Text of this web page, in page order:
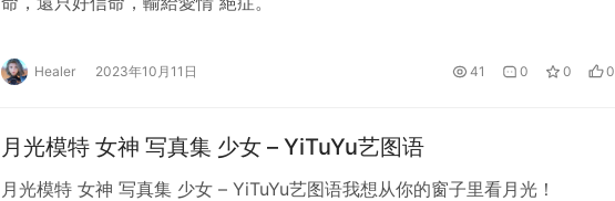
Healer 2023年10月11日 41 0 0 0
月光模特 女神 写真集 少女 – YiTuYu艺图语
月光模特 女神 写真集 少女 – YiTuYu艺图语我想从你的窗子里看月光！